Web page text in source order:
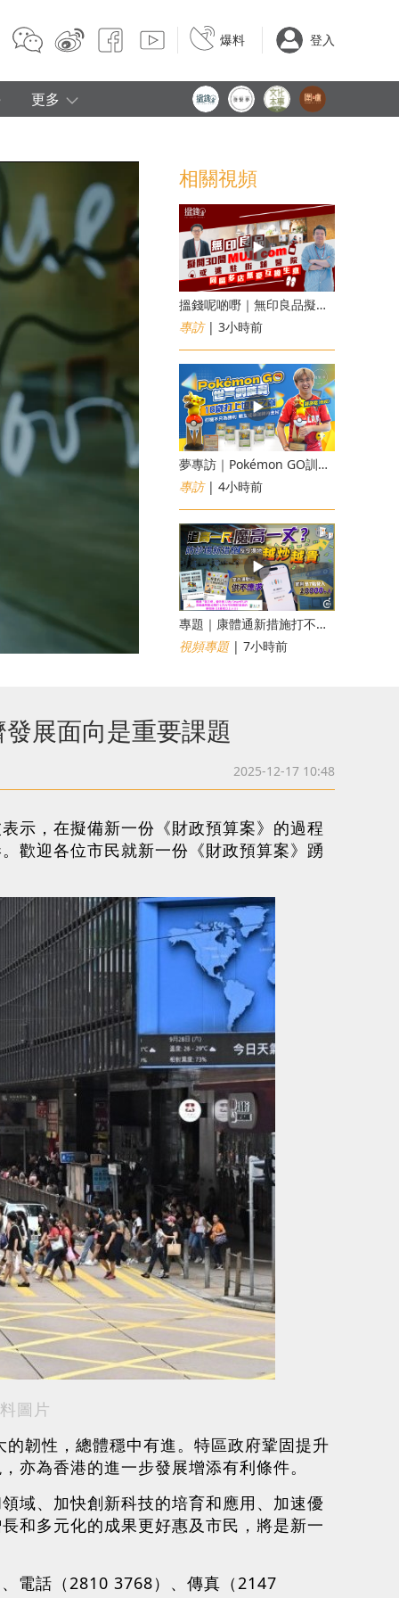
爆料 登入
更多
相關視頻
搵錢呢啲嘢｜無印良品擬開30間「MUJI com」 或進駐街舖醫院 同區多店無憂互搶生意
專訪| 3小時前
夢專訪｜Pokémon GO訓練員「蝦皮」16歲打上世界第一！戰友成最強後盾
專訪| 4小時前
專題｜康體通新措施打不倒黃牛？室內運動場一場難求越炒越貴
視頻專題| 7小時前
展面向是重要課題
2025-12-17 10:48
示，在擬備新一份《財政預算案》的過程
歡迎各位市民就新一份《財政預算案》踴
圖片
韌性，總體穩中有進。特區政府鞏固提升
亦為香港的進一步發展增添有利條件。
域、加快創新科技的培育和應用、加速優
和多元化的成果更好惠及市民，將是新一
電話（2810 3768）、傳真（2147